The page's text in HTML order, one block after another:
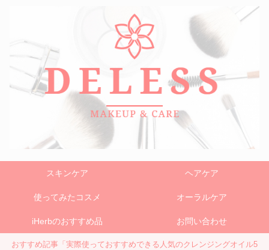
スキンケア ヘアケア
使ってみたコスメ オーラルケア
iHerbのおすすめ品 お問い合わせ
おすすめ記事「実際使っておすすめできる人気のクレンジングオイル5